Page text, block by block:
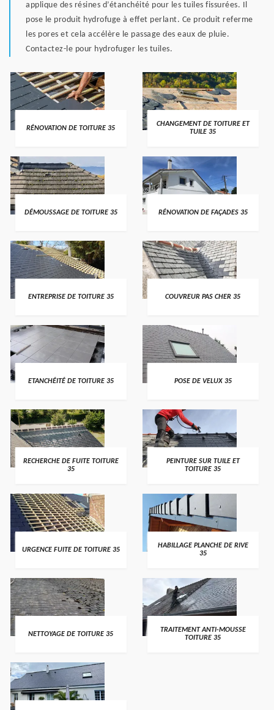
applique des résines d’étanchéité pour les tuiles fissurées. Il
pose le produit hydrofuge à effet perlant. Ce produit referme
les pores et cela accélère le passage des eaux de pluie.
Contactez-le pour hydrofuger les tuiles.
RÉNOVATION DE TOITURE 35
CHANGEMENT DE TOITURE ET
TUILE 35
DÉMOUSSAGE DE TOITURE 35 RÉNOVATION DE FAÇADES 35
ENTREPRISE DE TOITURE 35 COUVREUR PAS CHER 35
ETANCHÉITÉ DE TOITURE 35 POSE DE VELUX 35
RECHERCHE DE FUITE TOITURE
35
PEINTURE SUR TUILE ET
TOITURE 35
URGENCE FUITE DE TOITURE 35
HABILLAGE PLANCHE DE RIVE
35
NETTOYAGE DE TOITURE 35
TRAITEMENT ANTI-MOUSSE
TOITURE 35